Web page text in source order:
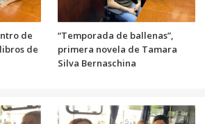
de
de
“Temporada de ballenas”,
primera novela de Tamara
Silva Bernaschina